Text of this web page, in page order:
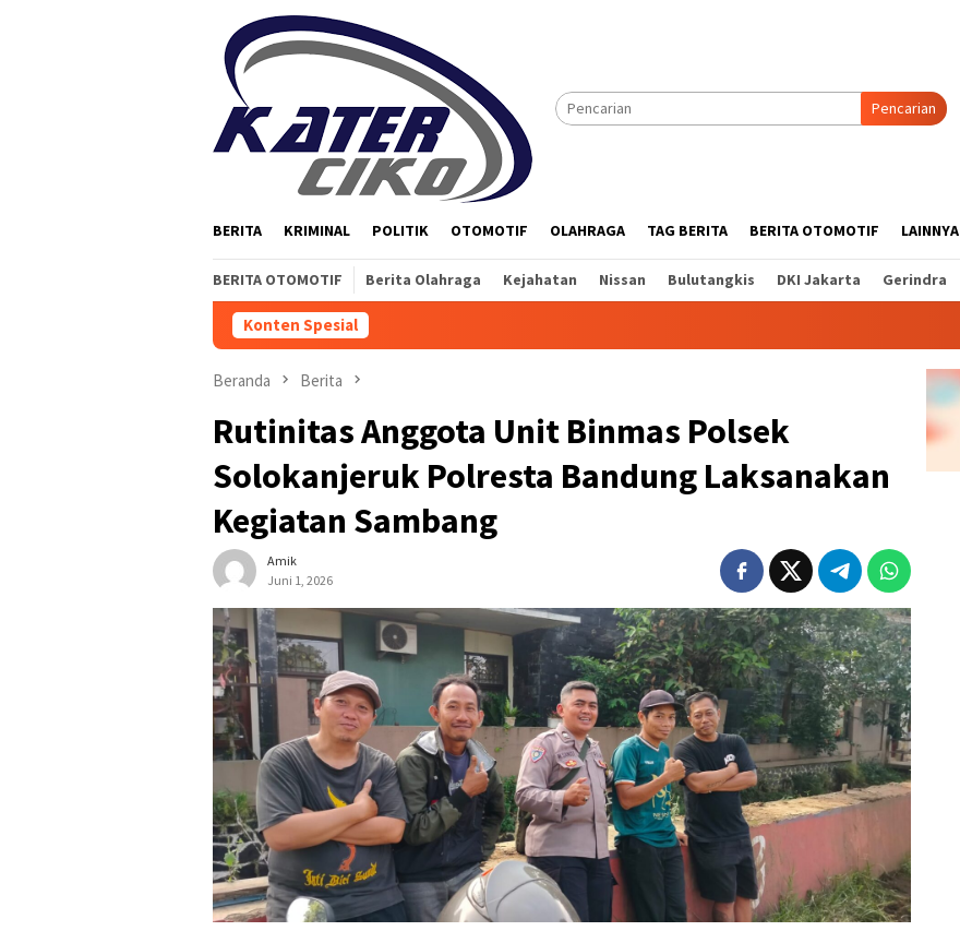
Pencarian
BERITA KRIMINAL POLITIK OTOMOTIF OLAHRAGA TAG BERITA BERITA OTOMOTIF LAINNYA
BERITA OTOMOTIF Berita Olahraga Kejahatan Nissan Bulutangkis DKI Jakarta Gerindra
Konten Spesial
Beranda Berita
Rutinitas Anggota Unit Binmas Polsek
Solokanjeruk Polresta Bandung Laksanakan
Kegiatan Sambang
Amik
Juni 1, 2026